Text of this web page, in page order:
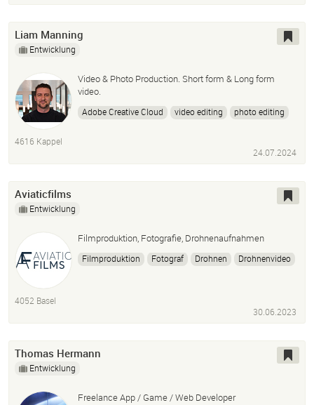
Liam Manning
Entwicklung
Video & Photo Production. Short form & Long form
video.
Adobe Creative Cloud video editing
photo editing
4616 Kappel
24.07.2024
Aviaticfilms
Entwicklung
Filmproduktion, Fotografie, Drohnenaufnahmen
Filmproduktion Fotograf Drohnen
Drohnenvideo
4052 Basel
30.06.2023
Thomas Hermann
Entwicklung
Freelance App / Game / Web Developer